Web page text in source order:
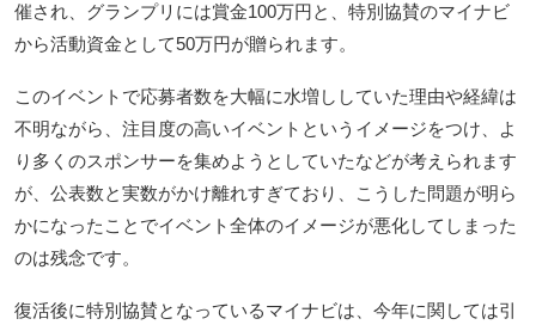
催され、グランプリには賞金100万円と、特別協賛のマイナビ
から活動資金として50万円が贈られます。
このイベントで応募者数を大幅に水増ししていた理由や経緯は
不明ながら、注目度の高いイベントというイメージをつけ、よ
り多くのスポンサーを集めようとしていたなどが考えられます
が、公表数と実数がかけ離れすぎており、こうした問題が明ら
かになったことでイベント全体のイメージが悪化してしまった
のは残念です。
復活後に特別協賛となっているマイナビは、今年に関しては引